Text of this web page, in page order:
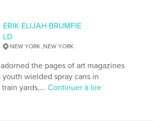
9781715422622
août 31, 2020
entertainment ,
ERIK ELIJAH BRUMFIE
LD
NEW YORK ,NEW YORK
the pages of art magazines
wielded spray cans in
train yards,...Continuer à lire